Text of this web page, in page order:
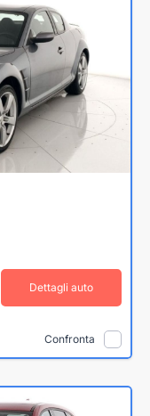
Dettagli auto
Confronta